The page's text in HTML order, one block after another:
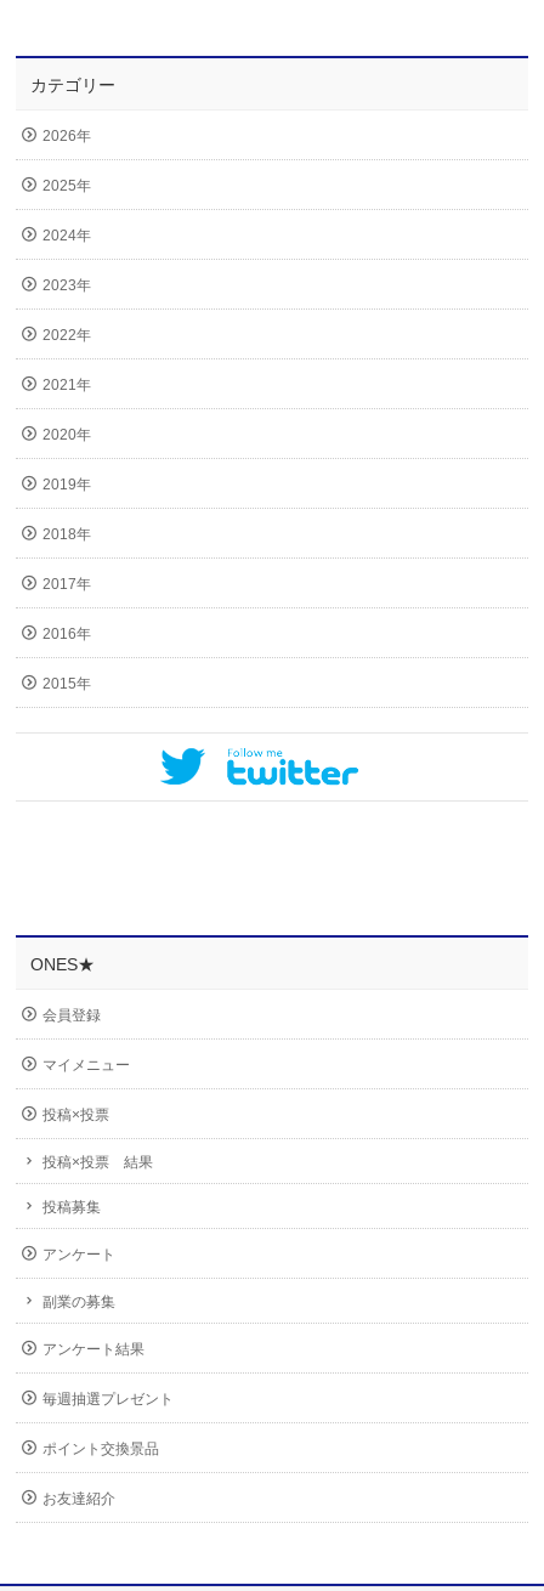
カテゴリー
2026年
2025年
2024年
2023年
2022年
2021年
2020年
2019年
2018年
2017年
2016年
2015年
ONES★
会員登録
マイメニュー
投稿×投票
投稿×投票 結果
投稿募集
アンケート
副業の募集
アンケート結果
毎週抽選プレゼント
ポイント交換景品
お友達紹介